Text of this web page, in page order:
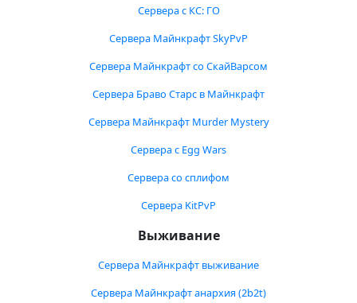
Сервера с КС: ГО
Сервера Майнкрафт SkyPvP
Сервера Майнкрафт со СкайВарсом
Сервера Браво Старс в Майнкрафт
Сервера Майнкрафт Murder Mystery
Сервера с Egg Wars
Сервера со сплифом
Сервера KitPvP
Выживание
Сервера Майнкрафт выживание
Сервера Майнкрафт анархия (2b2t)